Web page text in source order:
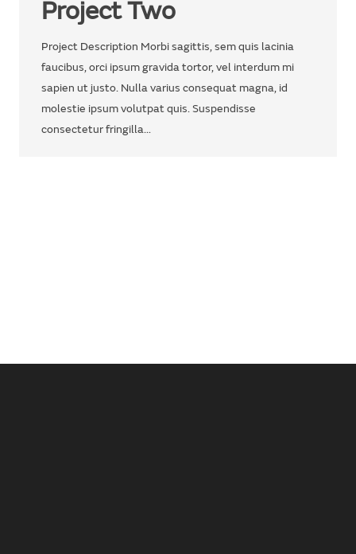
Project Two
Project Description Morbi sagittis, sem quis lacinia
faucibus, orci ipsum gravida tortor, vel interdum mi
sapien ut justo. Nulla varius consequat magna, id
molestie ipsum volutpat quis. Suspendisse
consectetur fringilla…